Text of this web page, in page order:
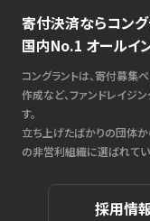
寄付決済ならコング
国内No.1 オールイ
コングラントは、寄付募集
作成など、ファンドレイジ
す。
立ち上げたばかりの団体
の非営利組織に選ばれてい
採用情